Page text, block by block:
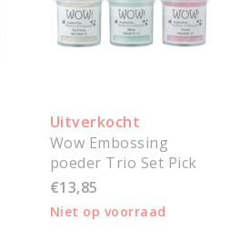
Uitverkocht
Wow Embossing
poeder Trio Set Pick
Me Up 3x15ml
€13,85
Niet op voorraad